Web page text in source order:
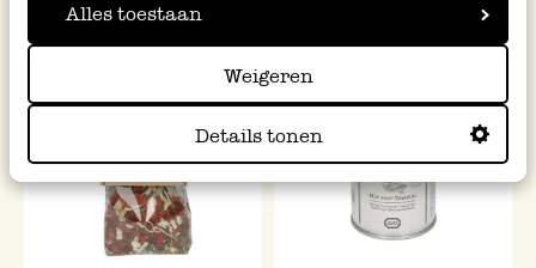
Alles toestaan
Weigeren
Details tonen